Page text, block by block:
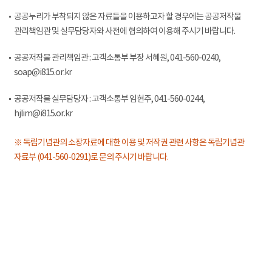
공공누리가 부착되지 않은 자료들을 이용하고자 할 경우에는 공공저작물
관리책임관 및 실무담당자와 사전에 협의하여 이용해 주시기 바랍니다.
공공저작물 관리책임관 : 고객소통부 부장 서혜원, 041-560-0240,
soap@i815.or.kr
공공저작물 실무담당자 : 고객소통부 임현주, 041-560-0244,
hjlim@i815.or.kr
※ 독립기념관의 소장자료에 대한 이용 및 저작권 관련 사항은 독립기념관
자료부 (041-560-0291)로 문의 주시기 바랍니다.